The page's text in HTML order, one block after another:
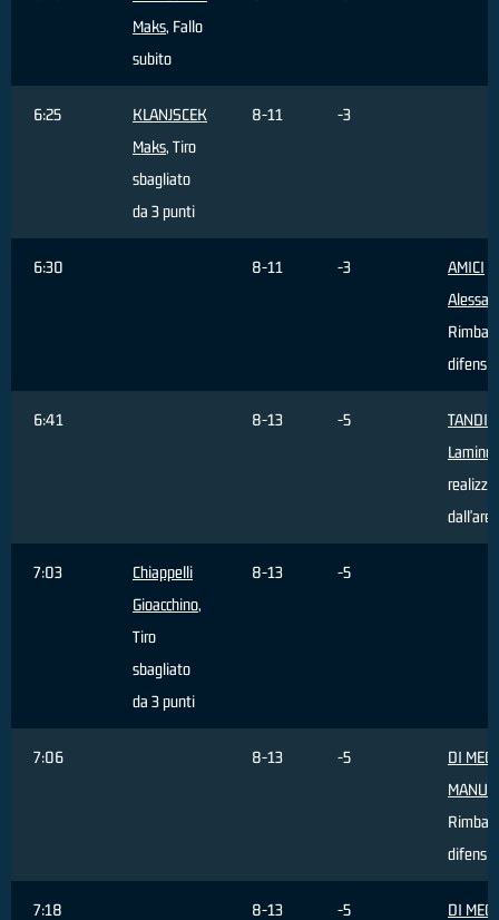
Maks, Fallo
subito
6:25
KLANJSCEK
Maks, Tiro
sbagliato
da 3 punti
8-11 -3
6:30 8-11 -3
AMICI
6:41 8-13 -5
TANDIA
Lamine
dall'area
7:03
Chiappelli
Gioacchino,
Tiro
sbagliato
da 3 punti
8-13 -5
7:06 8-13 -5
DI
7:18 8-13 -5
DI